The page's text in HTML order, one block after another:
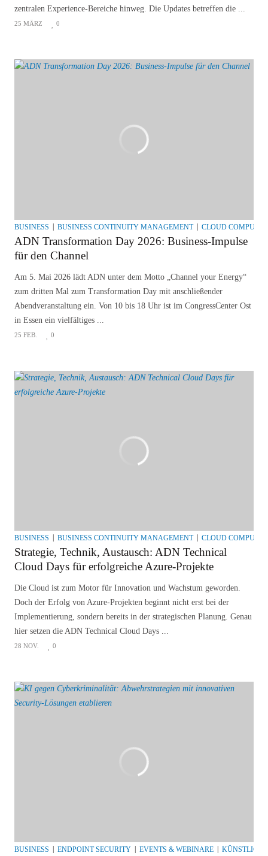
zentralen Experience‑Bereiche hinweg. Die Updates betreffen die ...
25 MÄRZ 0
BUSINESS BUSINESS CONTINUITY MANAGEMENT CLOUD
ADN Transformation Day 2026: Business-Impulse
für den Channel
Am 5. Mai 2026 lädt ADN unter dem Motto „Channel your Energy“
zum dritten Mal zum Transformation Day mit anschließender
Abendveranstaltung ein. Von 10 bis 18 Uhr ist im CongressCenter Ost
in Essen ein vielfältiges ...
25 FEB. 0
BUSINESS BUSINESS CONTINUITY MANAGEMENT CLOUD
Strategie, Technik, Austausch: ADN Technical
Cloud Days für erfolgreiche Azure-Projekte
Die Cloud ist zum Motor für Innovation und Wachstum geworden.
Doch der Erfolg von Azure-Projekten beginnt nicht erst bei der
Implementierung, sondern bereits in der strategischen Planung. Genau
hier setzen die ADN Technical Cloud Days ...
28 NOV. 0
BUSINESS ENDPOINT SECURITY EVENTS & WEBINARE